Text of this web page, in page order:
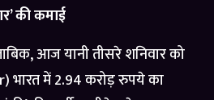
की कमाई
आज यानी तीसरे शनिवार को
भारत में 2.94 करोड़ रुपये का